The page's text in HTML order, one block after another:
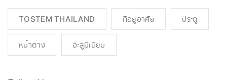
TOSTEM THAILAND ที่อยู่อาศัย ประตู
หน้าต่าง อะลูมิเนียม